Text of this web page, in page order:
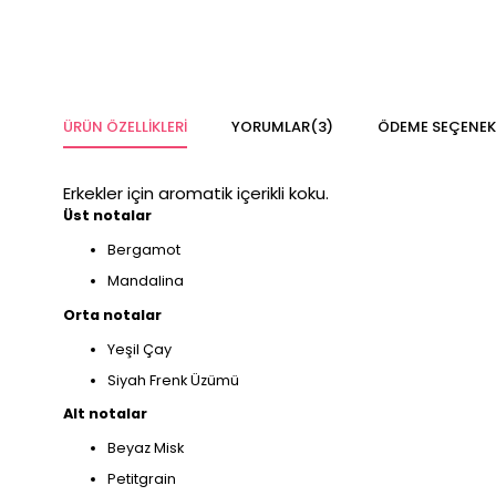
ÜRÜN ÖZELLIKLERI YORUMLAR(3) ÖDEME
Erkekler için aromatik içerikli koku.
Üst notalar
Bergamot
Mandalina
Orta notalar
Yeşil Çay
Siyah Frenk Üzümü
Alt notalar
Beyaz Misk
Petitgrain